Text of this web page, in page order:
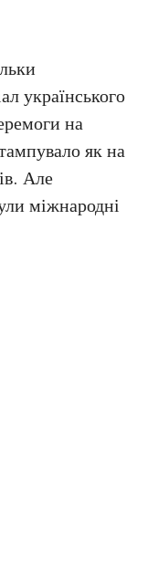
українського
на
як на
Але
міжнародні